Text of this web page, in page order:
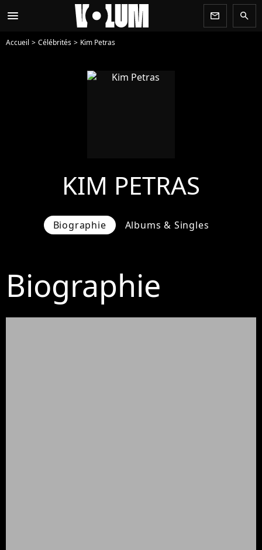
menu newsletter search
Accueil Célébrités Kim Petras
KIM PETRAS
Biographie Albums & Singles
Biographie